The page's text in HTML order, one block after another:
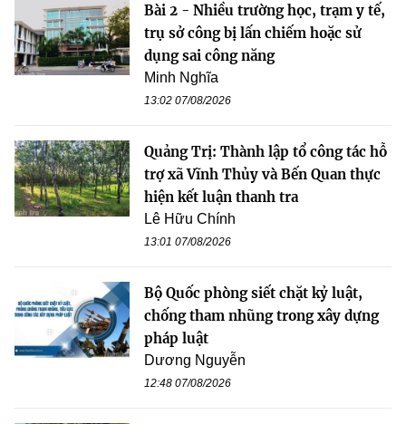
Bài 2 - Nhiều trường học, trạm y tế,
trụ sở công bị lấn chiếm hoặc sử
dụng sai công năng
Minh Nghĩa
13:02 07/08/2026
Quảng Trị: Thành lập tổ công tác hỗ
trợ xã Vĩnh Thủy và Bến Quan thực
hiện kết luận thanh tra
Lê Hữu Chính
13:01 07/08/2026
Bộ Quốc phòng siết chặt kỷ luật,
chống tham nhũng trong xây dựng
pháp luật
Dương Nguyễn
12:48 07/08/2026